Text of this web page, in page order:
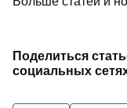
Поделиться
социальных